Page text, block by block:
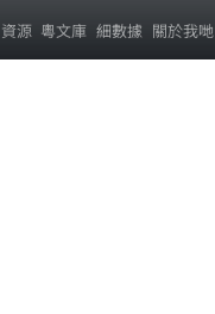
資源 粵文庫 細數據 關於我哋